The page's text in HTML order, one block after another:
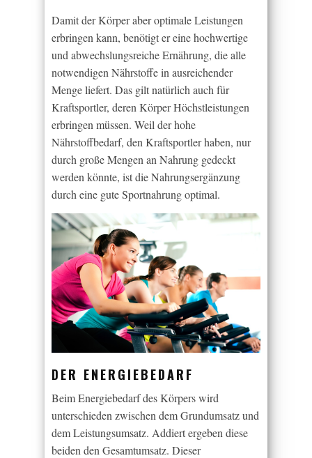
Damit der Körper aber optimale Leistungen
erbringen kann, benötigt er eine hochwertige
und abwechslungsreiche Ernährung, die alle
notwendigen Nährstoffe in ausreichender
Menge liefert. Das gilt natürlich auch für
Kraftsportler, deren Körper Höchstleistungen
erbringen müssen. Weil der hohe
Nährstoffbedarf, den Kraftsportler haben, nur
durch große Mengen an Nahrung gedeckt
werden könnte, ist die Nahrungsergänzung
durch eine gute Sportnahrung optimal.
DER ENERGIEBEDARF
Beim Energiebedarf des Körpers wird
unterschieden zwischen dem Grundumsatz und
dem Leistungsumsatz. Addiert ergeben diese
beiden den Gesamtumsatz. Dieser